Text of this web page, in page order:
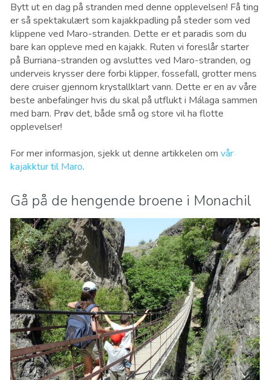
Bytt ut en dag på stranden med denne opplevelsen! Få ting
er så spektakulært som kajakkpadling på steder som ved
klippene ved Maro-stranden. Dette er et paradis som du
bare kan oppleve med en kajakk. Ruten vi foreslår starter
på Burriana-stranden og avsluttes ved Maro-stranden, og
underveis krysser dere forbi klipper, fossefall, grotter mens
dere cruiser gjennom krystallklart vann. Dette er en av våre
beste anbefalinger hvis du skal på utflukt i Málaga sammen
med barn. Prøv det, både små og store vil ha flotte
opplevelser!
For mer informasjon, sjekk ut denne artikkelen om vår
kajakktur til Maro.
Gå på de hengende broene i Monachil